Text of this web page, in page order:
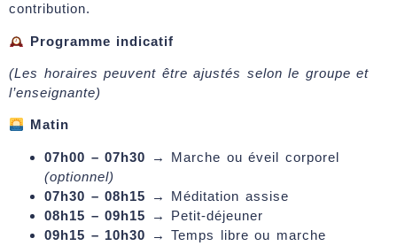
contribution.
Programme indicatif
(Les horaires peuvent être ajustés selon le groupe et
l’enseignante)
Matin
07h00 – 07h30 → Marche ou éveil corporel
(optionnel)
07h30 – 08h15 → Méditation assise
08h15 – 09h15 → Petit-déjeuner
09h15 – 10h30 → Temps libre ou marche